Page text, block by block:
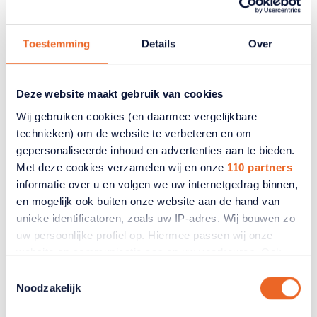
Toestemming Details Over
Deze website maakt gebruik van cookies
Wij gebruiken cookies (en daarmee vergelijkbare
technieken) om de website te verbeteren en om
gepersonaliseerde inhoud en advertenties aan te bieden.
Met deze cookies verzamelen wij en onze 110 partners
informatie over u en volgen we uw internetgedrag binnen,
en mogelijk ook buiten onze website aan de hand van
unieke identificatoren, zoals uw IP-adres. Wij bouwen zo
uw persoonlijke profiel op. Hiermee passen wij onze
website en communicatie aan op uw voorkeuren. Ook
van uw recente internetgedrag. Ook delen we mogelijk
Noodzakelijk
11 Aug
Afdeling Zuidhorn
Gebouw De Rank, Westergast 8 te Zuidhorn |
11 Aug 14:30 - 16:30
Lees meer